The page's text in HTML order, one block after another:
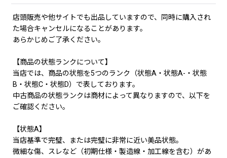
店頭販売や他サイトでも出品していますので、同時に購入され
た場合キャンセルになることがあります。
あらかじめご了承ください。
【商品の状態ランクについて】
当店では、商品の状態を5つのランク（状態A・状態A-・状態
B・状態C・状態D）で表しております。
中古商品の状態ランクは商材によって異なりますので、以下を
ご確認ください。
【状態A】
当店基準で完璧、または完璧に非常に近い美品状態。
微細な傷、スレなど（初期仕様・製造線・加工線を含む）があ